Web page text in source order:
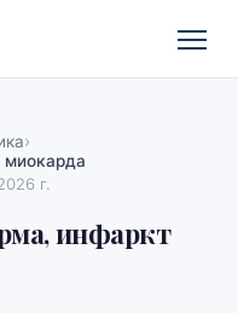
›
миокарда
г.
инфаркт